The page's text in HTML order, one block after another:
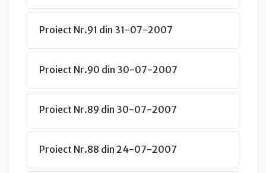
Proiect Nr.91 din 31-07-2007
Proiect Nr.90 din 30-07-2007
Proiect Nr.89 din 30-07-2007
Proiect Nr.88 din 24-07-2007